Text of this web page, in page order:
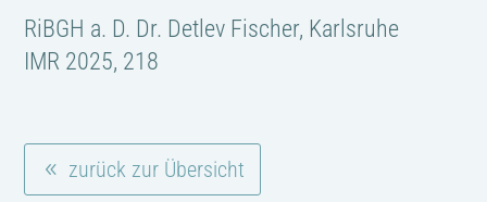
RiBGH a. D. Dr. Detlev Fischer, Karlsruhe
IMR 2025, 218
zurück zur Übersicht